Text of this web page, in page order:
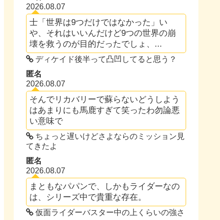
2026.08.07
士「世界は9つだけではなかった」い
や、それはいいんだけど9つの世界の崩
壊を救うのが目的だったでしょ、...
ディケイド後半って凸凹してると思う？
匿名
2026.08.07
そんでリカバリーで蘇らないどうしよう
はあまりにも馬鹿すぎて笑ったわ勿論悪
い意味で
ちょっと遅いけどさよならのミッション見
てきたよ
匿名
2026.08.07
まともなパパンで、しかもライダーなの
は、シリーズ中で貴重な存在。
仮面ライダーバスター中の上くらいの強さ